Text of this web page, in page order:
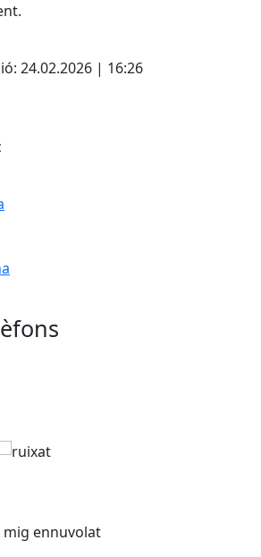
24.02.2026 | 16:26